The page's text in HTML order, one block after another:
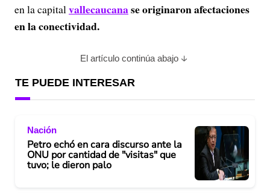
en la capitalvallecaucanase originaron afectaciones
en la conectividad.
El artículo continúa abajo
TE PUEDE INTERESAR
Nación
Petro echó en cara discurso ante la
ONU por cantidad de "visitas" que
tuvo; le dieron palo